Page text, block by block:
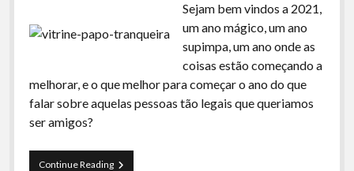
Sejam bem vindos a 2021,
um ano mágico, um ano
supimpa, um ano onde as
coisas estão começando a
melhorar, e o que melhor para começar o ano do que
falar sobre aquelas pessoas tão legais que queriamos
ser amigos?
Continue ReadingPapo